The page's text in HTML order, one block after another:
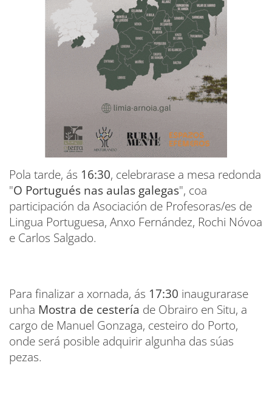
Pola tarde, ás 16:30, celebrarase a mesa redonda
"O Portugués nas aulas galegas", coa
participación da Asociación de Profesoras/es de
Lingua Portuguesa, Anxo Fernández, Rochi Nóvoa
e Carlos Salgado.
Para finalizar a xornada, ás 17:30 inaugurarase
unha Mostra de cestería de Obrairo en Situ, a
cargo de Manuel Gonzaga, cesteiro do Porto,
onde será posible adquirir algunha das súas
pezas.